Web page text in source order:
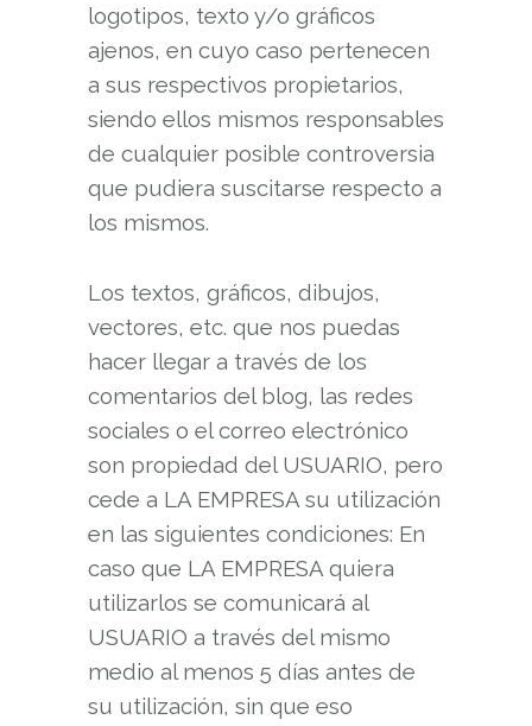
logotipos, texto y/o gráficos
ajenos, en cuyo caso pertenecen
a sus respectivos propietarios,
siendo ellos mismos responsables
de cualquier posible controversia
que pudiera suscitarse respecto a
los mismos.
Los textos, gráficos, dibujos,
vectores, etc. que nos puedas
hacer llegar a través de los
comentarios del blog, las redes
sociales o el correo electrónico
son propiedad del USUARIO, pero
cede a LA EMPRESA su utilización
en las siguientes condiciones: En
caso que LA EMPRESA quiera
utilizarlos se comunicará al
USUARIO a través del mismo
medio al menos 5 días antes de
su utilización, sin que eso